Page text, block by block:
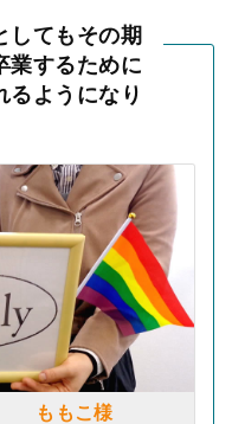
してもその期
業するために
るようになり
ももこ様